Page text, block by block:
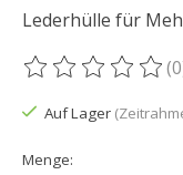
Lederhülle für
Die Bewertung
Auf Lager
Menge: